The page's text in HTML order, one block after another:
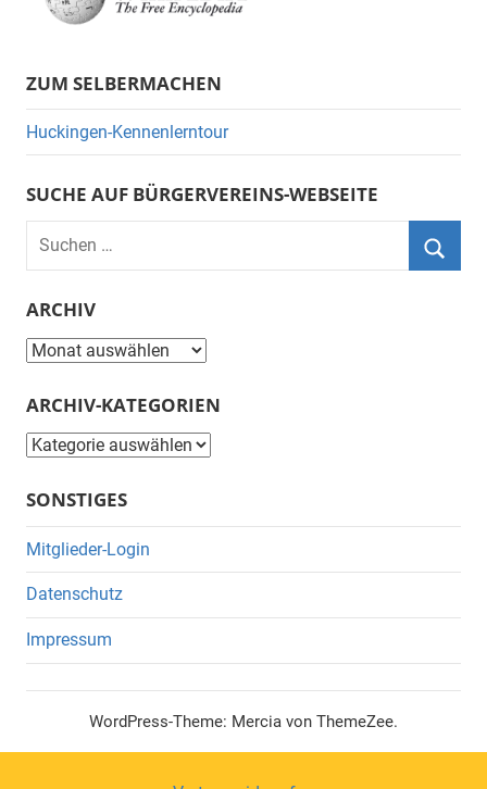
ZUM SELBERMACHEN
Huckingen-Kennenlerntour
SUCHE AUF BÜRGERVEREINS-WEBSEITE
Suchen
nach:
ARCHIV
Archiv
ARCHIV-KATEGORIEN
Archiv-
SONSTIGES
Mitglieder-Login
Datenschutz
Impressum
WordPress-Theme: Mercia von ThemeZee.